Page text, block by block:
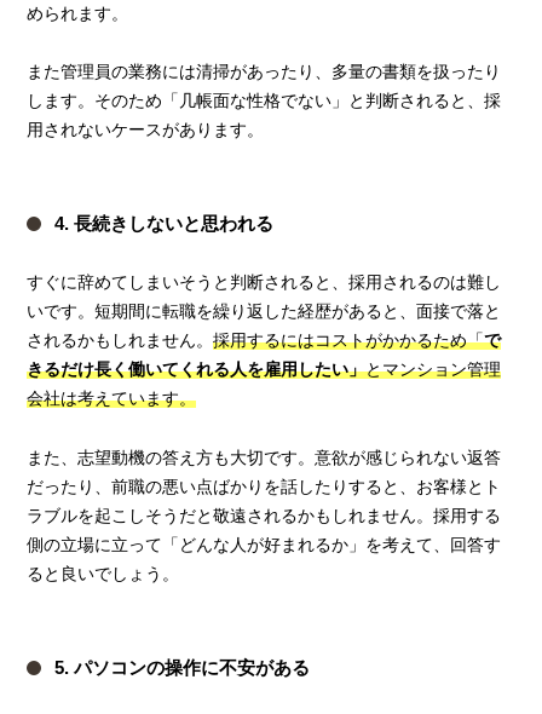
められます。
また管理員の業務には清掃があったり、多量の書類を扱ったり
します。そのため「几帳面な性格でない」と判断されると、採
用されないケースがあります。
4. 長続きしないと思われる
すぐに辞めてしまいそうと判断されると、採用されるのは難し
いです。短期間に転職を繰り返した経歴があると、面接で落と
されるかもしれません。採用するにはコストがかかるため「で
きるだけ長く働いてくれる人を雇用したい」とマンション管理
会社は考えています。
また、志望動機の答え方も大切です。意欲が感じられない返答
だったり、前職の悪い点ばかりを話したりすると、お客様とト
ラブルを起こしそうだと敬遠されるかもしれません。採用する
側の立場に立って「どんな人が好まれるか」を考えて、回答す
ると良いでしょう。
5. パソコンの操作に不安がある